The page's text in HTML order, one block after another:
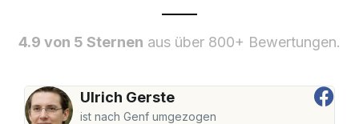
4.9 von 5 Sternen aus über 800+ Bewertungen.
Ulrich Gerste
ist nach Genf umgezogen